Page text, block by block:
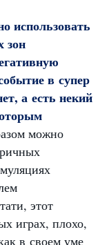
использовать
зон
в супер
а есть некий
можно
этот
играх, плохо,
в своем уме